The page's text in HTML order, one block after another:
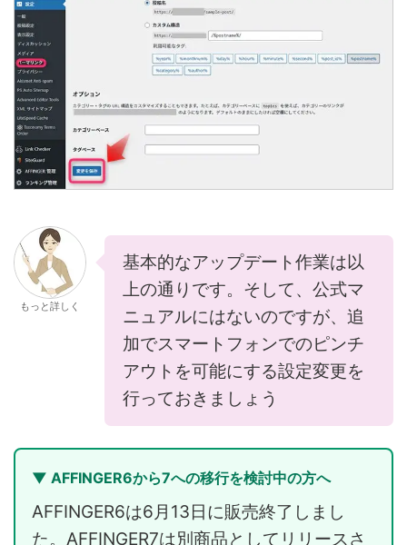
もっと詳しく
基本的なアップデート作業は以
上の通りです。そして、公式マ
ニュアルにはないのですが、追
加でスマートフォンでのピンチ
アウトを可能にする設定変更を
行っておきましょう
▼ AFFINGER6から7への移行を検討中の方へ
AFFINGER6は6月13日に販売終了しまし
た。AFFINGER7は別商品としてリリースさ